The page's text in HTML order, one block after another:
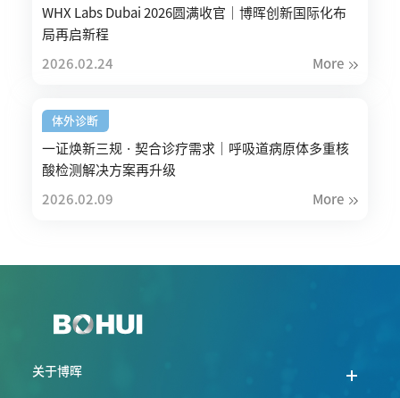
WHX Labs Dubai 2026圆满收官｜博晖创新国际化布
局再启新程
2026.02.24 More
体外诊断
一证焕新三规 · 契合诊疗需求｜呼吸道病原体多重核
酸检测解决方案再升级
2026.02.09 More
关于博晖